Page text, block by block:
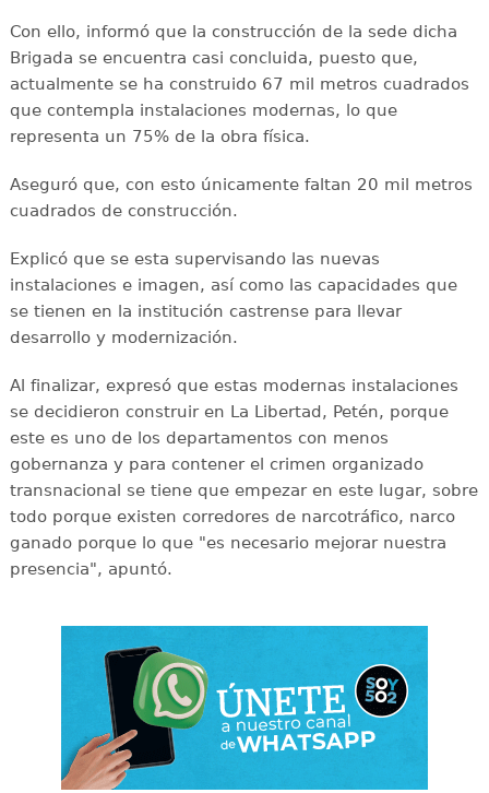
Con ello, informó que la construcción de la sede dicha
Brigada se encuentra casi concluida, puesto que,
actualmente se ha construido 67 mil metros cuadrados
que contempla instalaciones modernas, lo que
representa un 75% de la obra física.
Aseguró que, con esto únicamente faltan 20 mil metros
cuadrados de construcción.
Explicó que se esta supervisando las nuevas
instalaciones e imagen, así como las capacidades que
se tienen en la institución castrense para llevar
desarrollo y modernización.
Al finalizar, expresó que estas modernas instalaciones
se decidieron construir en La Libertad, Petén, porque
este es uno de los departamentos con menos
gobernanza y para contener el crimen organizado
transnacional se tiene que empezar en este lugar, sobre
todo porque existen corredores de narcotráfico, narco
ganado porque lo que "es necesario mejorar nuestra
presencia", apuntó.